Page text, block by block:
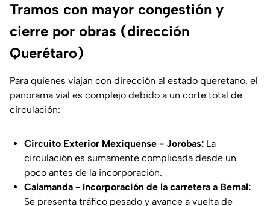
Tramos con mayor congestión y
cierre por obras (dirección
Querétaro)
Para quienes viajan con dirección al estado queretano, el
panorama vial es complejo debido a un corte total de
circulación:
Circuito Exterior Mexiquense - Jorobas: La
circulación es sumamente complicada desde un
poco antes de la incorporación.
Calamanda - Incorporación de la carretera a Bernal:
Se presenta tráfico pesado y avance a vuelta de